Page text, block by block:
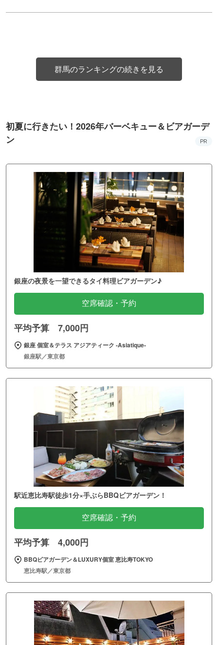
群馬のランキングの続きを見る
初夏に行きたい！2026年バーベキュー＆ビアガーデ
ン
PR
銀座の夜景を一望できるタイ料理ビアガーデン♪
空席確認・予約
平均予算 7,000円
銀座 個室＆テラス アジアティーク ‐Asiatique‐
銀座駅／東京都
駅近恵比寿駅徒歩1分×手ぶらBBQビアガーデン！
空席確認・予約
平均予算 4,000円
BBQビアガーデン＆LUXURY個室 恵比寿TOKYO
恵比寿駅／東京都